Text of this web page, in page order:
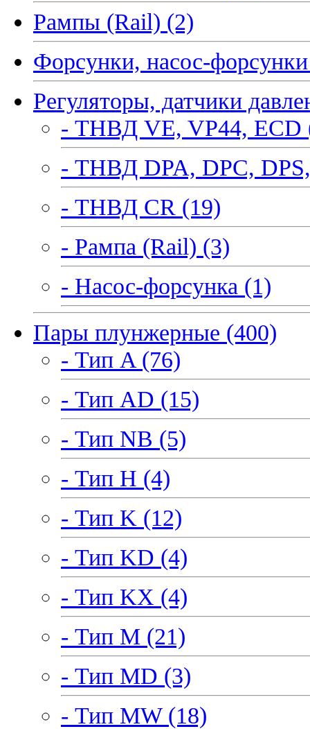
Рампы (Rail) (2)
Форсунки, насос-
Регуляторы, датчики
- ТНВД VE, VP44, ECD
- ТНВД DPA, DPC,
- ТНВД CR (19)
- Рампа (Rail) (3)
- Насос-форсунка (1)
Пары плунжерные (400)
- Тип A (76)
- Тип AD (15)
- Тип NB (5)
- Тип H (4)
- Тип K (12)
- Тип KD (4)
- Тип KX (4)
- Тип M (21)
- Тип MD (3)
- Тип MW (18)